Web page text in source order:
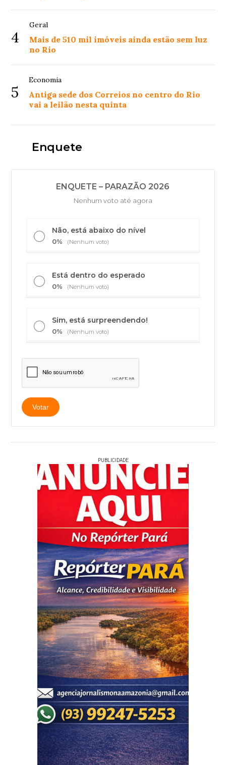
4
Geral
Mais de 510 mil imóveis ainda estão sem luz
no Rio
5
Economia
Antiga sede dos Correios no centro do Rio
vai a leilão nesta quinta
Enquete
ENQUETE – PARAZÃO 2026
Nenhum voto até agora
Não, está abaixo do nível
0% (Nenhum voto)
Está dentro do esperado
0% (Nenhum voto)
Sim, está surpreendendo!
0% (Nenhum voto)
PUBLICIDADE